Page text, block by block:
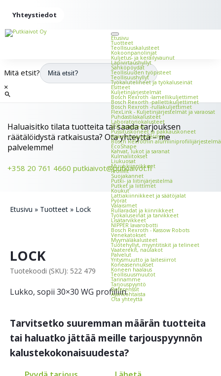
Yhteystiedot
Etusivu
Tuotteet
Teollisuus­kalusteet
Kokoonpano­linjat
Kuljetus- ja keräilyvaunut
Läpivirtaus­hyllyt
Sähköpöydät
Teollisuuden työ­pisteet
Teollisuushyllyt
Työkalu­telineet ja työkalu­seinät
Esitteet
Kuljetin­järjestelmät
Bosch Rexroth -lamelli­kuljettimet
Bosch Rexorth -palletti­kuljettimet
Bosch Rexroth -rulla­kuljettimet
FlexLink - Kuljetin­järjestelmät ja vara­osat
Puhdastila­kalusteet
Laboratorio­kalusteet
RST kalusteet
Pussitus­koneet ja pakkauskoneet
Rakenne­järjestelmät
Bosch Rexrothin alumiini­profiili­järjestelmä
EcoShape
Kahvat, lukot ja saranat
Kulmaliitokset
Liukuosat
Muut kiinnikkeet
Profiilit
Suojakannet
Putki- ja liitin­järjestelmä
Putket ja liittimet
Koukut
Lattia­kiinnikkeet ja säätö­jalat
Pyörät
Valaisimet
Rullaradat ja kiinnikkeet
Työkalu­seinät ja tarvikkeet
Lisätarvikkeet
NIPPER lava­robotti
Bosch Rexroth - Kassow Robots
Vene­katokset
Myymäläkalusteet
Tuotehyllyt, myynti­tiskit ja telineet
Vaate­rekit, naulakot
Palvelut
Yritysmuutto ja laitesiirrot
Koneasennukset
Koneen haalaus
Teollisuusmuutot
Tarinamme
Tarjouspyyntö
Referenssit
Ajankohtaista
Ota yhteyttä
Mitä etsit?
×
Haluaisitko tilata tuotteita tai saada tarjouksen
räätälöidystä ratkaisusta? Ota yhteyttä – me
palvelemme!
+358 20 761 4660 putkiaivot@putkiaivot.fi
Etusivu » Tuotteet » Lock
LOCK
Tuotekoodi (SKU): 522 479
Lukko, sopii 30×30 WG profiiliin.
Tarvitsetko suuremman määrän tuotteita
tai haluatko jättää meille tarjouspyynnön
kalustekokonaisuudesta?